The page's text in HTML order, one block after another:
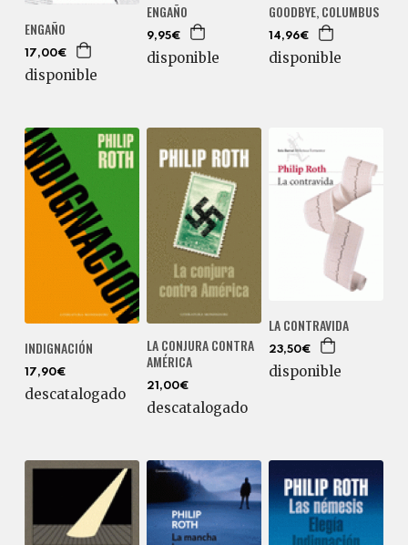
ENGAÑO
17,00€
disponible
ENGAÑO
9,95€
disponible
GOODBYE, COLUMBUS
14,96€
disponible
INDIGNACIÓN
17,90€
descatalogado
LA CONJURA CONTRA
AMÉRICA
21,00€
descatalogado
LA CONTRAVIDA
23,50€
disponible